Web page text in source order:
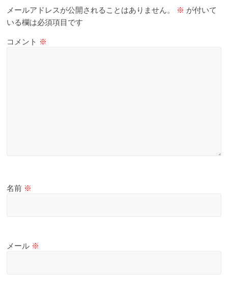
て
そ
て
メールアドレスが公開されることはありません。 ※ が付いて
いる欄は必須項目です
コメント ※
名前 ※
メール ※